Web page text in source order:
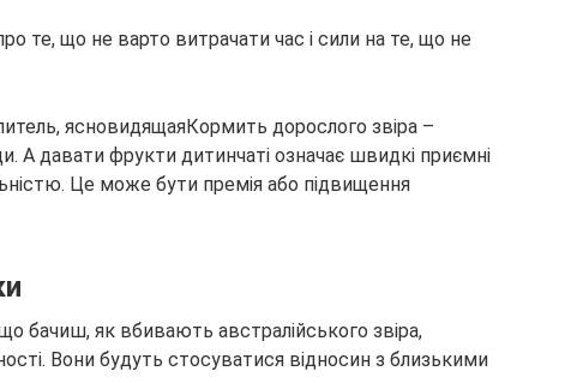
те, що не варто витрачати час і сили на те, що не
ясновидящаяКормить дорослого звіра –
А давати фрукти дитинчаті означає швидкі приємні
Це може бути премія або підвищення
бачиш, як вбивають австралійського звіра,
Вони будуть стосуватися відносин з близькими